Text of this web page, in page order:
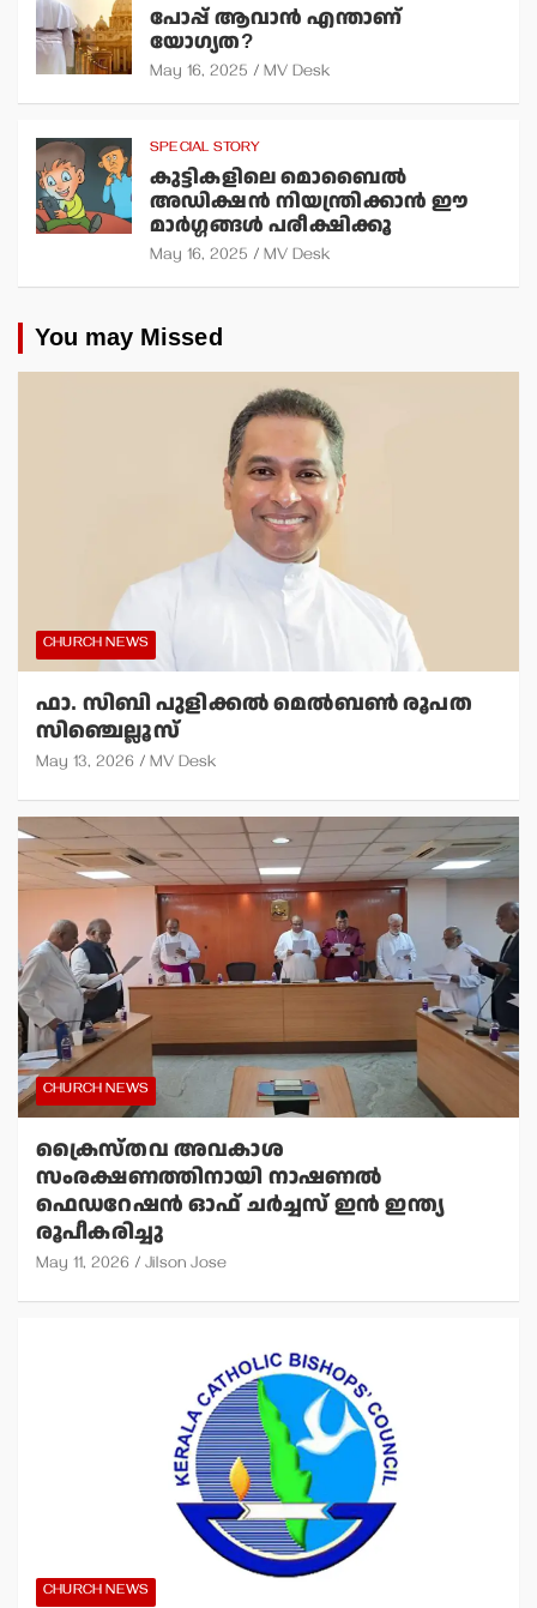
പോപ്പ് ആവാന്‍ എന്താണ്
യോഗ്യത?
May 16, 2025 MV Desk
SPECIAL STORY
കുട്ടികളിലെ മൊബൈല്‍
അഡിക്ഷന്‍ നിയന്ത്രിക്കാന്‍ ഈ
മാര്‍ഗ്ഗങ്ങള്‍ പരീക്ഷിക്കൂ
May 16, 2025 MV Desk
You may Missed
CHURCH NEWS
ഫാ. സിബി പുളിക്കല്‍ മെല്‍ബണ്‍ രൂപത
സിഞ്ചെല്ലൂസ്
May 13, 2026 MV Desk
CHURCH NEWS
ക്രൈസ്തവ അവകാശ
സംരക്ഷണത്തിനായി നാഷണല്‍
ഫെഡറേഷന്‍ ഓഫ് ചര്‍ച്ചസ് ഇന്‍ ഇന്ത്യ
രൂപീകരിച്ചു
May 11, 2026 Jilson Jose
CHURCH NEWS